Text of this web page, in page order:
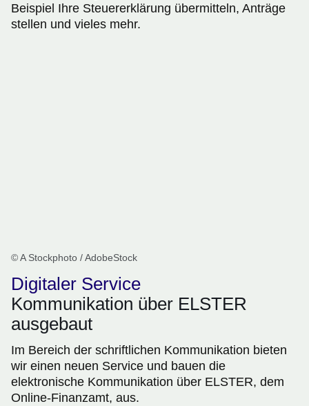
Beispiel Ihre Steuererklärung übermitteln, Anträge
stellen und vieles mehr.
© A Stockphoto / AdobeStock
Digitaler Service
Kommunikation über ELSTER
ausgebaut
Im Bereich der schriftlichen Kommunikation bieten
wir einen neuen Service und bauen die
elektronische Kommunikation über ELSTER, dem
Online-Finanzamt, aus.